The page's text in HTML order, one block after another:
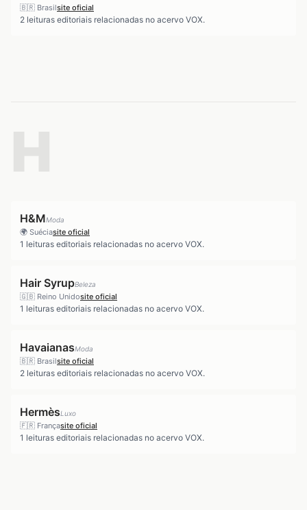
🇧🇷 Brasilsite oficial
2 leituras editoriais relacionadas no acervo VOX.
H&MModa
🌍 Suéciasite oficial
1 leituras editoriais relacionadas no acervo VOX.
Hair SyrupBeleza
🇬🇧 Reino Unidosite oficial
1 leituras editoriais relacionadas no acervo VOX.
HavaianasModa
🇧🇷 Brasilsite oficial
2 leituras editoriais relacionadas no acervo VOX.
HermèsLuxo
🇫🇷 Françasite oficial
1 leituras editoriais relacionadas no acervo VOX.